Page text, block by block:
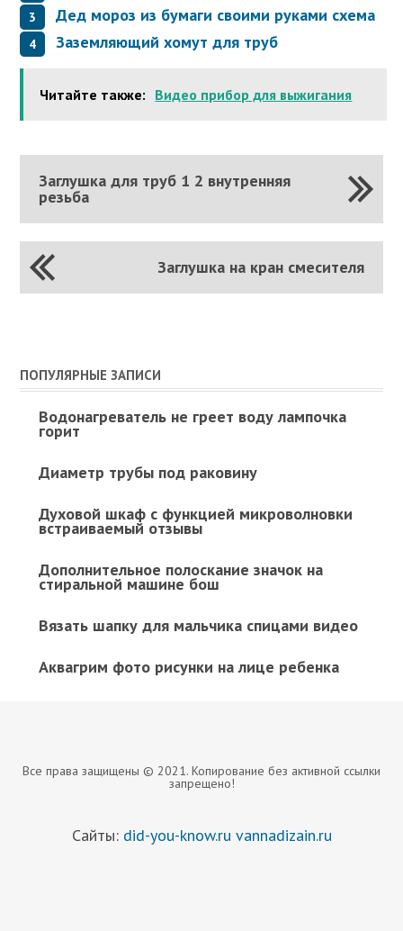
Дед мороз из бумаги своими руками схема
Заземляющий хомут для труб
Читайте также: Видео прибор для выжигания
Заглушка для труб 1 2 внутренняя
резьба
Заглушка на кран смесителя
ПОПУЛЯРНЫЕ ЗАПИСИ
Водонагреватель не греет воду лампочка
горит
Диаметр трубы под раковину
Духовой шкаф с функцией микроволновки
встраиваемый отзывы
Дополнительное полоскание значок на
стиральной машине бош
Вязать шапку для мальчика спицами видео
Аквагрим фото рисунки на лице ребенка
Все права защищены © 2021. Копирование без активной ссылки
запрещено!
Сайты: did-you-know.ru vannadizain.ru